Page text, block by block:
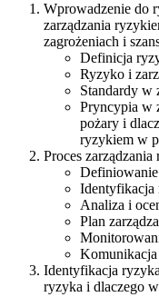
Wprowadzenie do
zarządzania
zagrożeniach i
Definicja
Ryzyko i
Standardy w
Pryncypia w
pożary i
ryzykiem w
Proces
Identyfikacja
Analiza i
Plan
Identyfikacja
ryzyka i dlaczego